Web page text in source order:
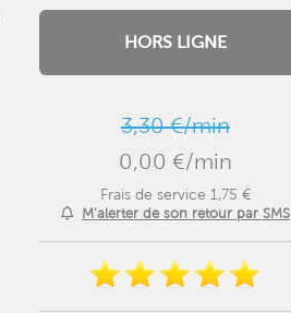
HORS LIGNE
3,30 €/min
0,00 €/min
Frais de service 1,75 €
M'alerter de son retour par SMS